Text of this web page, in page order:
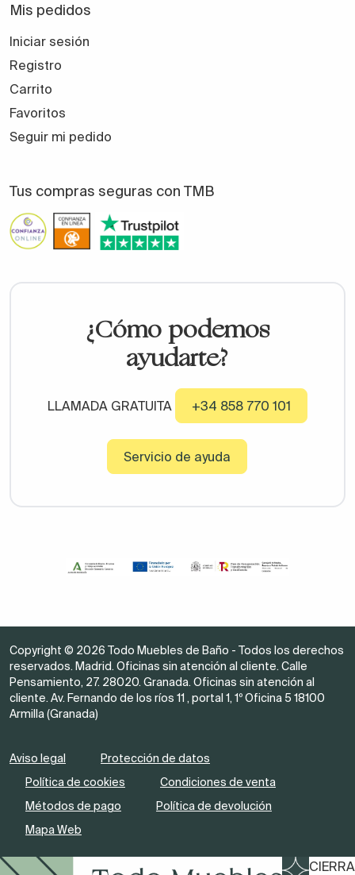
Mis pedidos
Iniciar sesión
Registro
Carrito
Favoritos
Seguir mi pedido
Tus compras seguras con TMB
¿Cómo podemos
ayudarte?
LLAMADA GRATUITA +34 858 770 101
Servicio de ayuda
Copyright © 2026 Todo Muebles de Baño - Todos los derechos
reservados. Madrid. Oficinas sin atención al cliente. Calle
Pensamiento, 27. 28020. Granada. Oficinas sin atención al
cliente. Av. Fernando de los ríos 11 , portal 1, 1º Oficina 5 18100
Armilla (Granada)
Aviso legal
Protección de datos
Política de cookies
Condiciones de venta
Métodos de pago
Política de devolución
Mapa Web
CIERRA